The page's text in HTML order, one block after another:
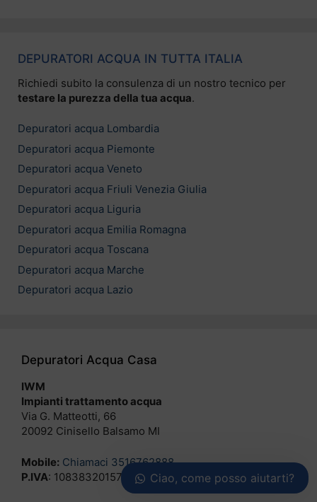
DEPURATORI ACQUA IN TUTTA ITALIA
Richiedi subito la consulenza di un nostro tecnico per
testare la purezza della tua acqua.
Depuratori acqua Lombardia
Depuratori acqua Piemonte
Depuratori acqua Veneto
Depuratori acqua Friuli Venezia Giulia
Depuratori acqua Liguria
Depuratori acqua Emilia Romagna
Depuratori acqua Toscana
Depuratori acqua Marche
Depuratori acqua Lazio
Depuratori Acqua Casa
IWM
Impianti trattamento acqua
Via G. Matteotti, 66
20092 Cinisello Balsamo MI
Mobile: Chiamaci 3516762888
P.IVA: 10838320157 Ciao, come posso aiutarti?